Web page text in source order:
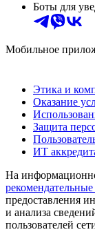
Боты для
Мобильное
Этика и
Оказание
Защита
ИТ
На
предоставления
и анализа
пользователей